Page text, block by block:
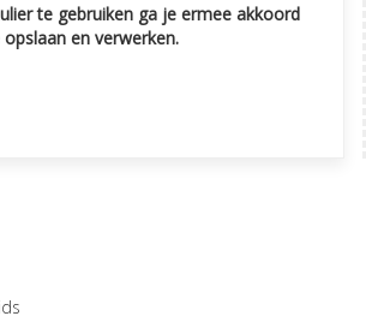
te gebruiken ga je ermee akkoord
en verwerken.